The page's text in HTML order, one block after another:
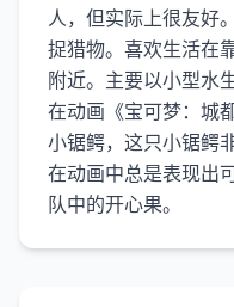
人，但实际上很友好
捉猎物。喜欢生活在
附近。主要以小型水
在动画《宝可梦：城
小锯鳄，这只小锯鳄
在动画中总是表现出